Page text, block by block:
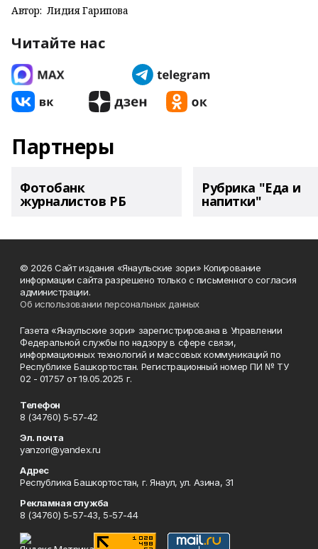
Автор: Лидия Гарипова
Читайте нас
Партнеры
Фотобанк
журналистов РБ
Рубрика "Еда и
напитки"
© 2026 Сайт издания «Янаульские зори» Копирование
информации сайта разрешено только с письменного согласия
администрации.
Об использовании персональных данных
Газета «Янаульские зори» зарегистрирована в Управлении
Федеральной службы по надзору в сфере связи,
информационных технологий и массовых коммуникаций по
Республике Башкортостан. Регистрационный номер ПИ № ТУ
02 - 01757 от 19.05.2025 г.
Телефон
8 (34760) 5-57-42
Эл. почта
yanzori@yandex.ru
Адрес
Республика Башкортостан, г. Янаул, ул. Азина, 31
Рекламная служба
8 (34760) 5-57-43, 5-57-44